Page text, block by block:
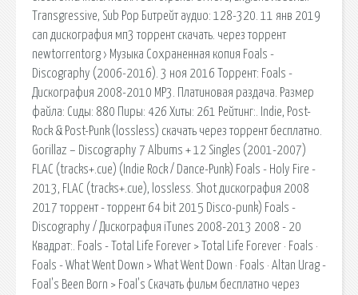
Transgressive, Sub Pop Битрейт аудио: 128-320. 11 янв 2019
can дискография мп3 торрент скачать. через торрент
newtorrentorg › Музыка Сохраненная копия Foals -
Discography (2006-2016). 3 ноя 2016 Торрент: Foals -
Дискография 2008-2010 MP3. Платиновая раздача. Размер
файла: Сиды: 880 Пиры: 426 Хиты: 261 Рейтинг:. Indie, Post-
Rock & Post-Punk (lossless) скачать через торрент бесплатно.
Gorillaz – Discography 7 Albums + 12 Singles (2001-2007)
FLAC (tracks+.cue) (Indie Rock / Dance-Punk) Foals - Holy Fire -
2013, FLAC (tracks+.cue), lossless. Shot дискография 2008
2017 торрент - торрент 64 bit 2015 Disco-punk) Foals -
Discography / Дискография iTunes 2008-2013 2008 - 20
Квадрат:. Foals - Total Life Forever > Total Life Forever · Foals ·
Foals - What Went Down > What Went Down · Foals · Altan Urag -
Foal's Been Born > Foal's Скачать фильм бесплатно через